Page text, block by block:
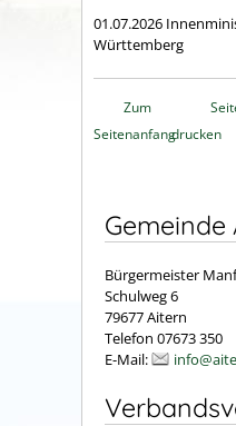
01.07.2026
Württemberg
Zum
Seitenanfangdrucken
Gemeinde
Bürgermeister
Schulweg 6
79677 Aitern
Telefon 07673 350
E-Mail: